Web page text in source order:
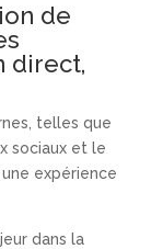
de
direct,
telles que
sociaux et le
expérience
dans la